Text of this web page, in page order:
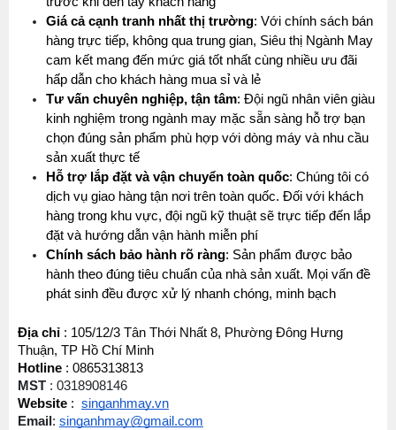
Giá cả cạnh tranh nhất thị trường: Với chính sách bán
hàng trực tiếp, không qua trung gian, Siêu thị Ngành May
cam kết mang đến mức giá tốt nhất cùng nhiều ưu đãi
hấp dẫn cho khách hàng mua sỉ và lẻ
Tư vấn chuyên nghiệp, tận tâm: Đội ngũ nhân viên giàu
kinh nghiệm trong ngành may mặc sẵn sàng hỗ trợ bạn
chọn đúng sản phẩm phù hợp với dòng máy và nhu cầu
sản xuất thực tế
Hỗ trợ lắp đặt và vận chuyển toàn quốc: Chúng tôi có
dịch vụ giao hàng tận nơi trên toàn quốc. Đối với khách
hàng trong khu vực, đội ngũ kỹ thuật sẽ trực tiếp đến lắp
đặt và hướng dẫn vận hành miễn phí
Chính sách bảo hành rõ ràng: Sản phẩm được bảo
hành theo đúng tiêu chuẩn của nhà sản xuất. Mọi vấn đề
phát sinh đều được xử lý nhanh chóng, minh bạch
Địa chỉ : 105/12/3 Tân Thới Nhất 8, Phường Đông Hưng
Thuận, TP Hồ Chí Minh
Hotline : 0865313813
MST : 0318908146
Website : singanhmay.vn
Email: singanhmay@gmail.com
Máy May Bao Cầm Tay: Chọn Máy Chạy Pin Hay
Chạy Điện Tốt Hơn? So Sánh Chi Tiết 2025
Thứ tư, 20/11/2024
Máy May Bao Cầm Tay Chính Hãng – Giá Rẻ,
Bền, Dễ Sử Dụng (Top 3 Nên Mua)
Thứ tư, 20/11/2024
nghiệp của bạn
Thứ năm, 24/10/2024
Hướng Dẫn Cách Sử Dụng Máy May Gia Đình
Từ A-Z Cho Người Mới
Thứ ba, 04/08/2026
MÁY MAY BAO CẦM TAY TRỤ ĐỨNG 2 KIM
Đăng nhập để xem giá sỉ
Giá bán lẻ:
MÁY QUẤN DÂY ĐAI TỰ ĐỘNG
Đăng nhập để xem giá sỉ
Giá bán lẻ:
MÁY CẮT DẢI ĐAI ĐIỆN TỬ TỰ ĐỘNG
Đăng nhập để xem giá sỉ
Giá bán lẻ:
ĐÁ MÀI MÁY CẮT VẢI CẦM TAY ĐĨA DAO 65
Đăng nhập để xem giá sỉ
Đăng nhập để xem giá sỉ
Giá bán lẻ:50.000đ